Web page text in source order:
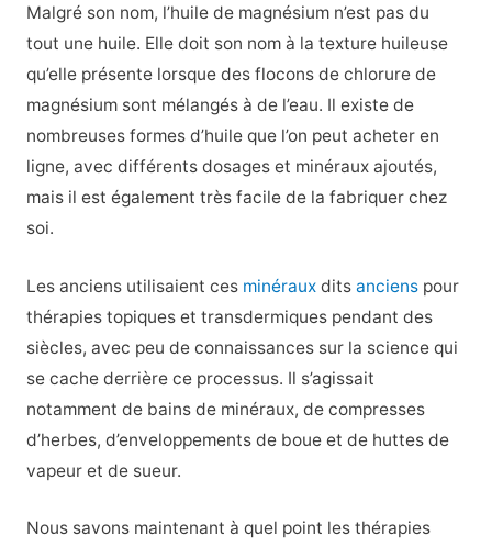
Malgré son nom, l’huile de magnésium n’est pas du
tout une huile. Elle doit son nom à la texture huileuse
qu’elle présente lorsque des flocons de chlorure de
magnésium sont mélangés à de l’eau. Il existe de
nombreuses formes d’huile que l’on peut acheter en
ligne, avec différents dosages et minéraux ajoutés,
mais il est également très facile de la fabriquer chez
soi.
Les anciens utilisaient ces minérauxdits ancienspour
thérapies topiques et transdermiquespendant des
siècles, avec peu de connaissances sur la science qui
se cache derrière ce processus. Il s’agissait
notamment de bains de minéraux, de compresses
d’herbes, d’enveloppements de boue et de huttes de
vapeur et de sueur.
Nous savons maintenant à quel point les thérapies